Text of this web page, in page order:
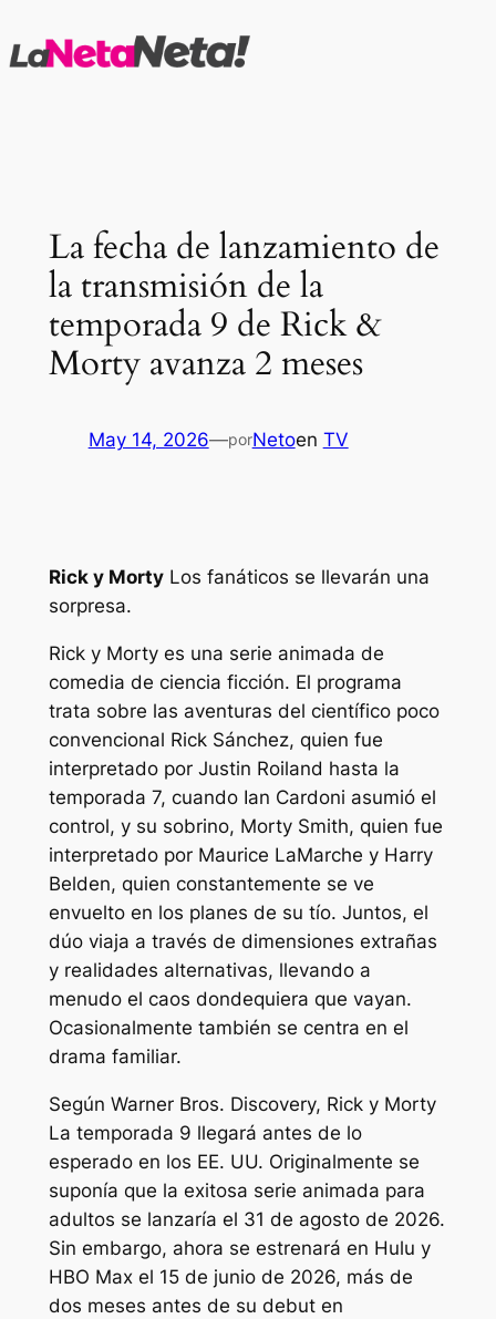
al
La fecha de lanzamiento de
la transmisión de la
temporada 9 de Rick &
Morty avanza 2 meses
May 14, 2026—porNetoen TV
Rick y MortyLos fanáticos se llevarán una
sorpresa.
Rick y Mortyes una serie animada de
comedia de ciencia ficción. El programa
trata sobre las aventuras del científico poco
convencional Rick Sánchez, quien fue
interpretado por Justin Roiland hasta la
temporada 7, cuando Ian Cardoni asumió el
control, y su sobrino, Morty Smith, quien fue
interpretado por Maurice LaMarche y Harry
Belden, quien constantemente se ve
envuelto en los planes de su tío. Juntos, el
dúo viaja a través de dimensiones extrañas
y realidades alternativas, llevando a
menudo el caos dondequiera que vayan.
Ocasionalmente también se centra en el
drama familiar.
Según Warner Bros. Discovery, Rick y Morty
La temporada 9 llegará antes de lo
esperado en los EE. UU. Originalmente se
suponía que la exitosa serie animada para
adultos se lanzaría el 31 de agosto de 2026.
Sin embargo, ahora se estrenará en Hulu y
HBO Max el 15 de junio de 2026, más de
dos meses antes de su debut en